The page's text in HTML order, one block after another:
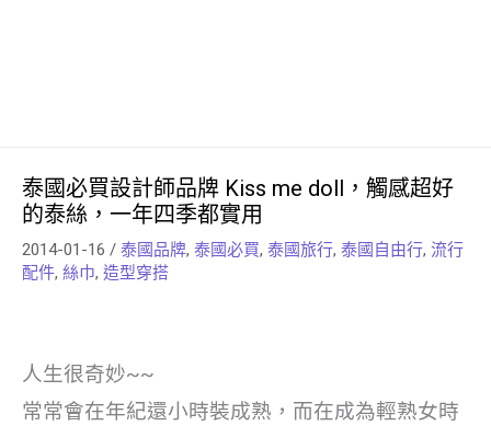
泰國必買設計師品牌 Kiss me doll，觸感超好
的泰絲，一年四季都實用
2014-01-16 / 泰國品牌, 泰國必買, 泰國旅行, 泰國自由行, 流行
配件, 絲巾, 造型穿搭
人生很奇妙~~
常常會在年紀還小時裝成熟，而在成為輕熟女時